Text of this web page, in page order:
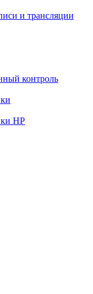
и трансляции
контроль
HP